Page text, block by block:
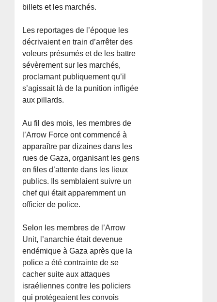
billets et les marchés.
Les reportages de l’époque les
décrivaient en train d’arrêter des
voleurs présumés et de les battre
sévèrement sur les marchés,
proclamant publiquement qu’il
s’agissait là de la punition infligée
aux pillards.
Au fil des mois, les membres de
l’Arrow Force ont commencé à
apparaître par dizaines dans les
rues de Gaza, organisant les gens
en files d’attente dans les lieux
publics. Ils semblaient suivre un
chef qui était apparemment un
officier de police.
Selon les membres de l’Arrow
Unit, l’anarchie était devenue
endémique à Gaza après que la
police a été contrainte de se
cacher suite aux attaques
israéliennes contre les policiers
qui protégeaient les convois